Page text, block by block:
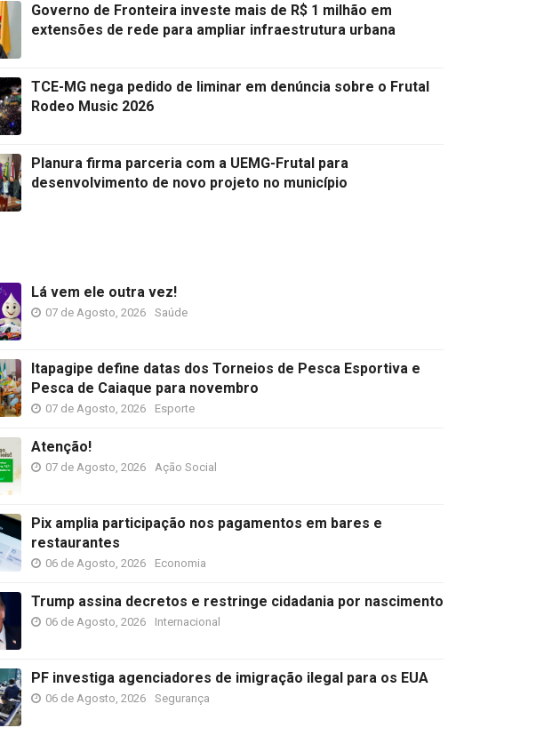
Governo de Fronteira investe mais de R$ 1 milhão em
extensões de rede para ampliar infraestrutura urbana
TCE-MG nega pedido de liminar em denúncia sobre o Frutal
Rodeo Music 2026
Planura firma parceria com a UEMG-Frutal para
desenvolvimento de novo projeto no município
Lá vem ele outra vez!
07 de Agosto, 2026 Saúde
Itapagipe define datas dos Torneios de Pesca Esportiva e
Pesca de Caiaque para novembro
07 de Agosto, 2026 Esporte
Atenção!
07 de Agosto, 2026 Ação Social
Pix amplia participação nos pagamentos em bares e
restaurantes
06 de Agosto, 2026 Economia
Trump assina decretos e restringe cidadania por nascimento
06 de Agosto, 2026 Internacional
PF investiga agenciadores de imigração ilegal para os EUA
06 de Agosto, 2026 Segurança